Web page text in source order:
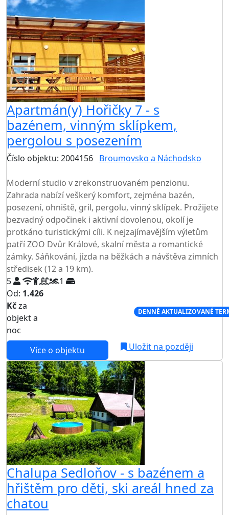
Apartmán(y) Hořičky 7 - s
bazénem, vinným sklípkem,
pergolou s posezením
Číslo objektu: 2004156 Broumovsko a Náchodsko
Moderní studio v zrekonstruovaném penzionu.
Zahrada nabízí veškerý komfort, zejména bazén,
posezení, ohniště, gril, pergolu, vinný sklípek. Prožijete
bezvadný odpočinek i aktivní dovolenou, okolí je
protkáno turistickými cíli. K nejzajímavějším výletům
patří ZOO Dvůr Králové, skalní města a romantické
zámky. Sáňkování, jízda na běžkách a návštěva zimních
středisek (12 a 19 km).
5
1
Od: 1.426
Kčza
objekt a
noc
DENNĚ AKTUALIZOVANÉ
Více o objektu Uložit na později
Chalupa Sedloňov - s bazénem a
hřištěm pro děti, ski areál hned za
chatou